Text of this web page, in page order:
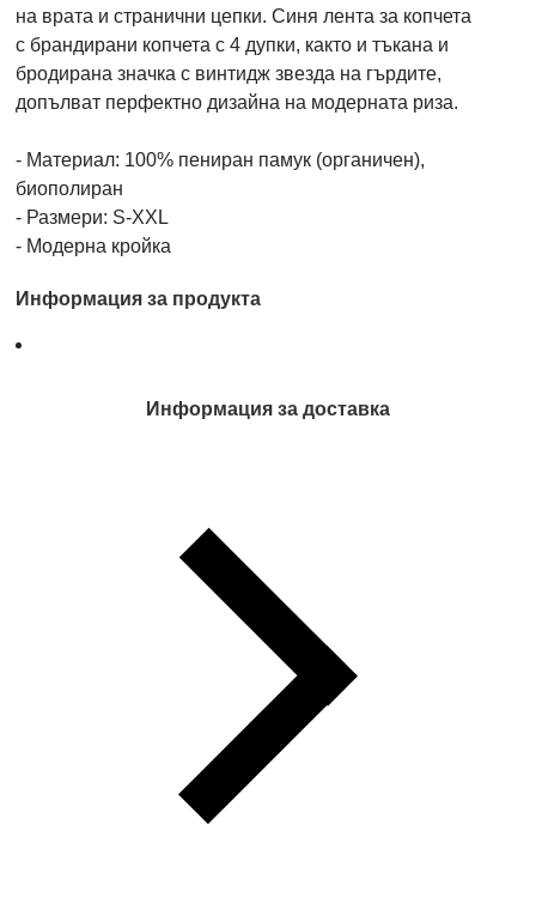
на врата и странични цепки. Синя лента за копчета
с брандирани копчета с 4 дупки, както и тъкана и
бродирана значка с винтидж звезда на гърдите,
допълват перфектно дизайна на модерната риза.
- Материал: 100% пениран памук (органичен),
биополиран
- Размери: S-XXL
- Модерна кройка
Информация за продукта
Информация за доставка